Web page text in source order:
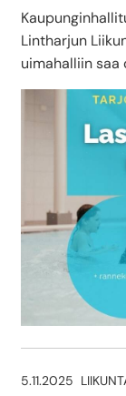
Lintharjun
uimahalliin
5.11.2025